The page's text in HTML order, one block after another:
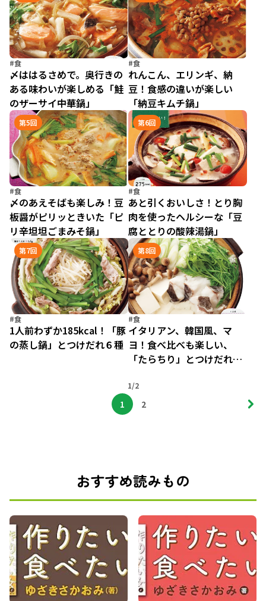
#食
〆ははるさめで。奥行きの
ある味わいが楽しめる「鮭
のザーサイ中華鍋」
#食
れんこん、エリンギ、納
豆！食感の違いが楽しい
「納豆キムチ鍋」
第5回
#食
〆のあえそばも楽しみ！豆
板醤がピリッときいた「ピ
リ辛坦坦ごまみそ鍋」
第6回
#食
あと引くおいしさ！とり胸
肉を使ったヘルシーな「豆
腐ととりの酸辣湯鍋」
第7回
#食
1人前わずか185kcal！「豚
の蒸し鍋」とつけだれ６種
第8回
#食
イタリアン、韓国風、マ
ヨ！食べ比べも楽しい、
「たらちり」とつけだれ６
1/2
1 2
おすすめ読みもの